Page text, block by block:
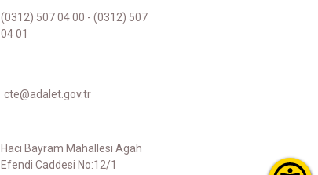
(0312) 507 04 00 - (0312) 507
04 01
cte@adalet.gov.tr
Hacı Bayram Mahallesi Agah
Efendi Caddesi No:12/1